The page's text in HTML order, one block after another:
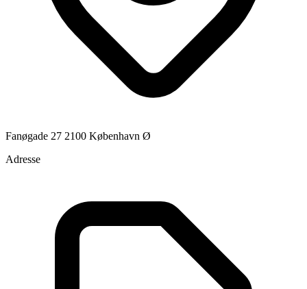
Fanøgade 27 2100 København Ø
Adresse